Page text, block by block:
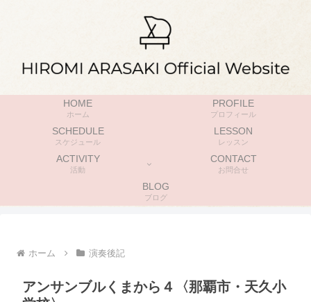
HOME
ホーム
PROFILE
プロフィール
SCHEDULE
スケジュール
LESSON
レッスン
ACTIVITY
活動
CONTACT
お問合せ
BLOG
ブログ
ホーム 演奏後記
アンサンブルくまから４〈那覇市・天久小